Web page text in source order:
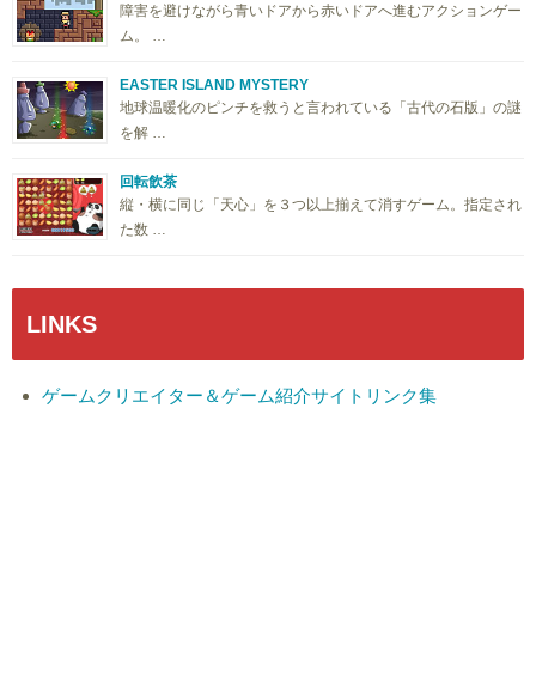
障害を避けながら青いドアから赤いドアへ進むアクションゲー
ム。 …
EASTER ISLAND MYSTERY
地球温暖化のピンチを救うと言われている「古代の石版」の謎
を解 …
回転飲茶
縦・横に同じ「天心」を３つ以上揃えて消すゲーム。指定され
た数 …
LINKS
ゲームクリエイター＆ゲーム紹介サイトリンク集